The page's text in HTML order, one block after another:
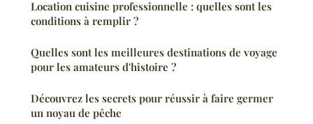
Location cuisine professionnelle : quelles sont les
conditions à remplir ?
Quelles sont les meilleures destinations de voyage
pour les amateurs d'histoire ?
Découvrez les secrets pour réussir à faire germer
un noyau de pêche